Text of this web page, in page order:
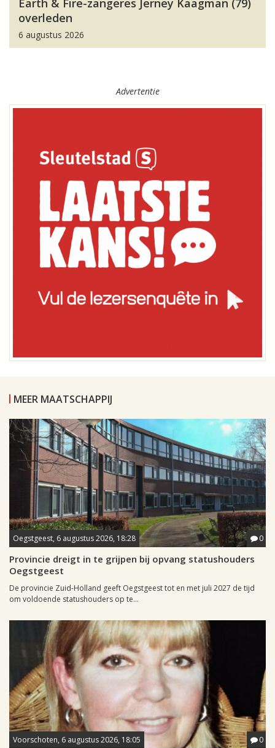
Earth & Fire-zangeres Jerney Kaagman (79)
overleden
6 augustus 2026
Advertentie
MEER MAATSCHAPPIJ
Oegstgeest, 6 augustus 2026, 18:28 0
Provincie dreigt in te grijpen bij opvang statushouders
Oegstgeest
De provincie Zuid-Holland geeft Oegstgeest tot en met juli 2027 de tijd
om voldoende statushouders op te...
Voorschoten, 6 augustus 2026, 18:05 0